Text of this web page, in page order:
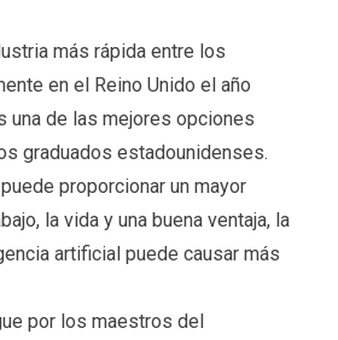
más rápida entre los
en el Reino Unido el año
una de las mejores opciones
graduados estadounidenses.
proporcionar un mayor
la vida y una buena ventaja, la
artificial puede causar más
por los maestros del